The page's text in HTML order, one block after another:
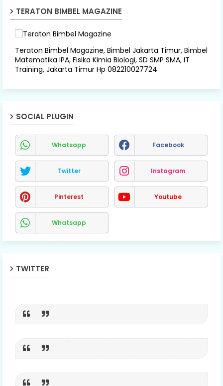
TERATON BIMBEL MAGAZINE
Teraton Bimbel Magazine, Bimbel Jakarta Timur, Bimbel
Matematika IPA, Fisika Kimia Biologi, SD SMP SMA, IT
Training, Jakarta Timur Hp 082210027724
SOCIAL PLUGIN
Whatsapp Facebook
Twitter Instagram
Pinterest Youtube
Whatsapp
TWITTER